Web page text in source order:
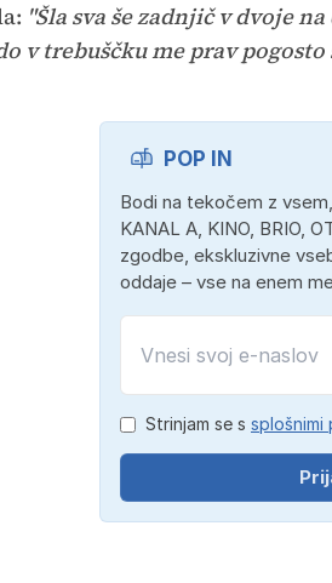
"Šla sva še zadnjič v dvoje
v trebuščku me prav
POP IN
Bodi na tekočem z
KANAL A, KINO, BRIO,
zgodbe, ekskluzivne
oddaje – vse na enem
Strinjam se s splošnimi